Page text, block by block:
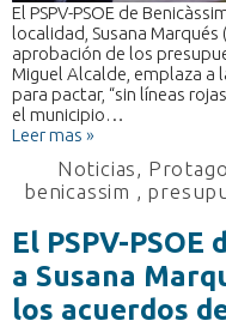
El PSPV-PSOE de
localidad, Susana Marqués
aprobación de los
Miguel Alcalde, emplaza a
para pactar, “sin líneas
el municipio…
Leer mas »
Noticias
benicassim
El PSPV-PSOE
a Susana
los acuerdos